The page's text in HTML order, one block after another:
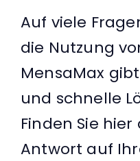
Auf viele
die Nutzung
MensaMax
und schnelle
Finden Sie hier
Antwort auf